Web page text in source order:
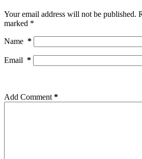
Your email address will not be published.
marked *
Name *
Email *
Add Comment *